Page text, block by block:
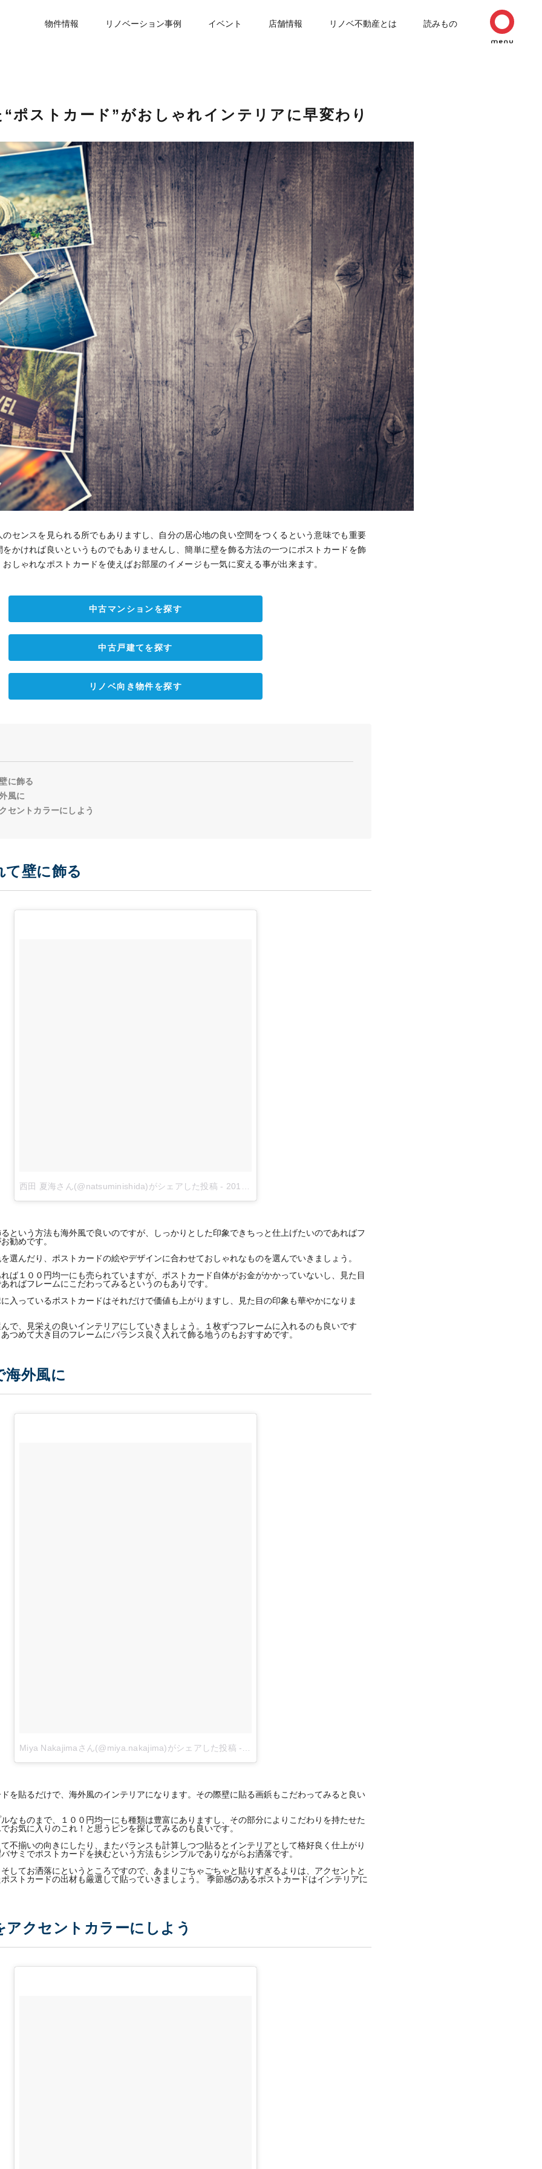
物件情報 リノベーション事例 イベント 店舗情報 リノベ不動産とは 読みもの
ポストカード”がおしゃれインテリアに早変わり
センスを見られる所でもありますし、自分の居心地の良い空間をつくるという意味でも重要
かければ良いというものでもありませんし、簡単に壁を飾る方法の一つにポストカードを飾
しゃれなポストカードを使えばお部屋のイメージも一気に変える事が出来ます。
中古マンションを探す
中古戸建てを探す
リノベ向き物件を探す
に飾る
風に
セントカラーにしよう
て壁に飾る
西田 夏海さん(@natsuminishida)がシェアした投稿 - 2018年 7月月15日午前8時43分PDT
という方法も海外風で良いのですが、しっかりとした印象できちっと仕上げたいのであればフ
勧めです。
選んだり、ポストカードの絵やデザインに合わせておしゃれなものを選んでいきましょう。
ば１００円均一にも売られていますが、ポストカード自体がお金がかかっていないし、見た目
ればフレームにこだわってみるというのもありです。
入っているポストカードはそれだけで価値も上がりますし、見た目の印象も華やかになりま
で、見栄えの良いインテリアにしていきましょう。１枚ずつフレームに入れるのも良いです
つめて大き目のフレームにバランス良く入れて飾る地うのもおすすめです。
海外風に
Miya Nakajimaさん(@miya.nakajima)がシェアした投稿 -
を貼るだけで、海外風のインテリアになります。その際壁に貼る画鋲もこだわってみると良い
なものまで、１００円均一にも種類は豊富にありますし、その部分によりこだわりを持たせた
お気に入りのこれ！と思うピンを探してみるのも良いです。
不揃いの向きにしたり、またバランスも計算しつつ貼るとインテリアとして格好良く仕上がり
サミでポストカードを挟むという方法もシンプルでありながらお洒落です。
してお洒落にというところですので、あまりごちゃごちゃと貼りすぎるよりは、アクセントと
ストカードの出材も厳選して貼っていきましょう。 季節感のあるポストカードはインテリアに
アクセントカラーにしよう